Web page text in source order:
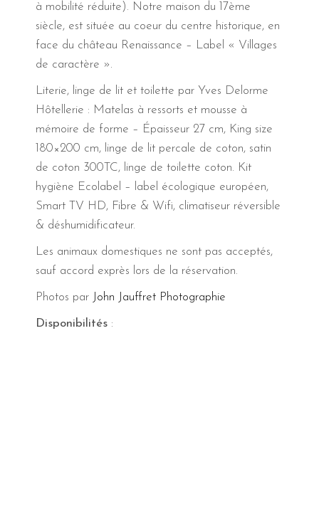
à mobilité réduite). Notre maison du 17ème
siècle, est située au coeur du centre historique, en
face du château Renaissance – Label « Villages
de caractère ».
Literie, linge de lit et toilette par Yves Delorme
Hôtellerie : Matelas à ressorts et mousse à
mémoire de forme – Épaisseur 27 cm, King size
180×200 cm, linge de lit percale de coton, satin
de coton 300TC, linge de toilette coton. Kit
hygiène Ecolabel – label écologique européen,
Smart TV HD, Fibre & Wifi, climatiseur réversible
& déshumidificateur.
Les animaux domestiques ne sont pas acceptés,
sauf accord exprès lors de la réservation.
Photos par John Jauffret Photographie
Disponibilités :